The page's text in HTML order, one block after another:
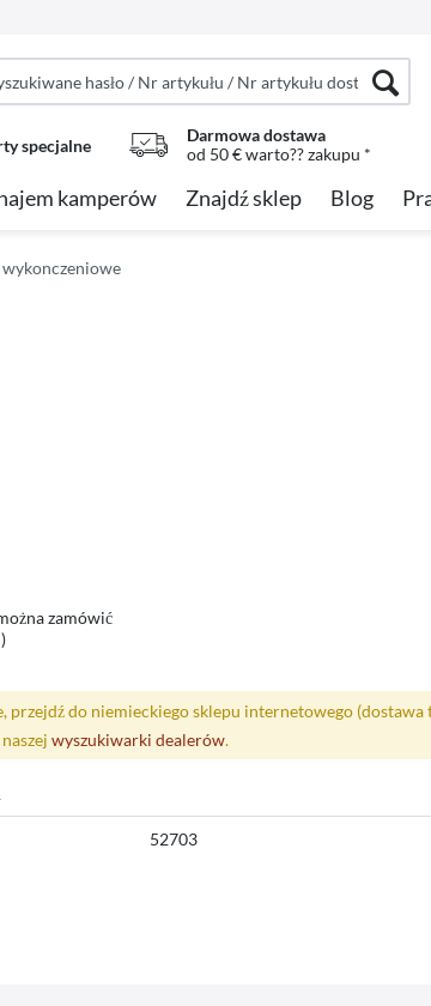
specjalne
Darmowa dostawa
od 50 € warto?? zakupu *
kamperów Znajdź sklep Blog
zamówić
przejdź do niemieckiego sklepu internetowego
naszejwyszukiwarki dealerów.
52703